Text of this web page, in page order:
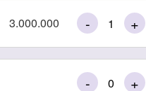
3.000.000 - +
- +